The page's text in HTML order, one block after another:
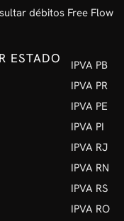
débitos Free Flow
ESTADO
IPVA PB
IPVA PR
IPVA PE
IPVA PI
IPVA RJ
IPVA RN
IPVA RS
IPVA RO